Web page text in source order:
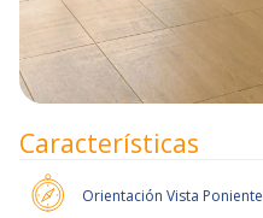
Características
Orientación Vista Poniente